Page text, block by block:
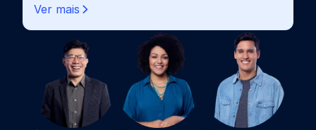
Ver mais